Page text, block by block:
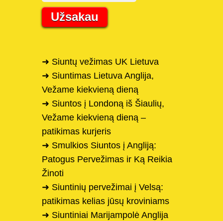
Užsakau
➜ Siuntų vežimas UK Lietuva
➜ Siuntimas Lietuva Anglija,
Vežame kiekvieną dieną
➜ Siuntos į Londoną iš Šiaulių,
Vežame kiekvieną dieną –
patikimas kurjeris
➜ Smulkios Siuntos į Angliją:
Patogus Pervežimas ir Ką Reikia
Žinoti
➜ Siuntinių pervežimai į Velsą:
patikimas kelias jūsų kroviniams
➜ Siuntiniai Marijampolė Anglija